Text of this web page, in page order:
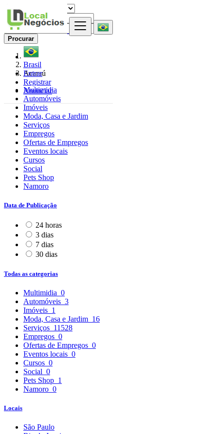
Entrar
Registrar
Anunciar
Procurar
Brasil
Acaraú
Multimidia
Automóveis
Imóveis
Moda, Casa e Jardim
Serviços
Empregos
Ofertas de Empregos
Eventos locais
Cursos
Social
Pets Shop
Namoro
Data de Publicação
24 horas
3 dias
7 dias
30 dias
Todas as categorias
Multimidia 0
Automóveis 3
Imóveis 1
Moda, Casa e Jardim 16
Serviços 11528
Empregos 0
Ofertas de Empregos 0
Eventos locais 0
Cursos 0
Social 0
Pets Shop 1
Namoro 0
Locais
São Paulo